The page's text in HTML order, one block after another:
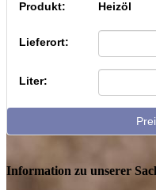
Produkt: Heizöl
Lieferort:
Liter:
Information zu unserer